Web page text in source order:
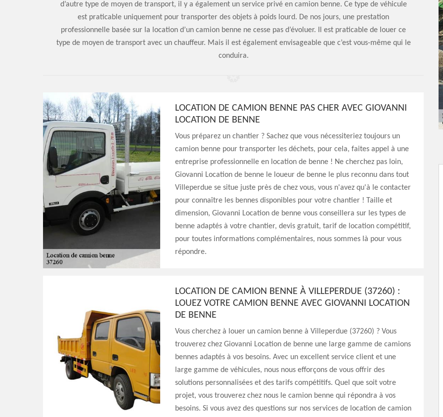
d’autre type de moyen de transport, il y a également un service privé en camion benne. Ce type de véhicule
est praticable uniquement pour transporter des objets à poids lourd. De nos jours, une prestation
professionnelle basée sur la location d’un camion benne ne cesse pas d’évoluer. Il est praticable de louer ce
type de moyen de transport avec un chauffeur. Mais il est également envisageable que c’est vous-même qui le
conduira.
LOCATION DE CAMION BENNE PAS CHER AVEC GIOVANNI
LOCATION DE BENNE
Vous préparez un chantier ? Sachez que vous nécessiteriez toujours un
camion benne pour transporter les déchets, pour cela, faites appel à une
entreprise professionnelle en location de benne ! Ne cherchez pas loin,
Giovanni Location de benne le loueur de benne le plus reconnu dans tout
Villeperdue se situe juste près de chez vous, vous n'avez qu'à le contacter
pour connaître les bennes disponibles pour votre chantier ! Taille et
dimension, Giovanni Location de benne vous conseillera sur les types de
benne adaptés à votre chantier, devis gratuit, tarif de location compétitif,
pour toutes informations complémentaires, nous sommes là pour vous
répondre.
LOCATION DE CAMION BENNE À VILLEPERDUE (37260) :
LOUEZ VOTRE CAMION BENNE AVEC GIOVANNI LOCATION
DE BENNE
Vous cherchez à louer un camion benne à Villeperdue (37260) ? Vous
trouverez chez Giovanni Location de benne une large gamme de camions
bennes adaptés à vos besoins. Avec un excellent service client et une
large gamme de véhicules, nous nous efforçons de vous offrir des
solutions personnalisées et des tarifs compétitifs. Quel que soit votre
projet, vous trouverez chez nous le camion benne qui répondra à vos
besoins. Si vous avez des questions sur nos services de location de camion